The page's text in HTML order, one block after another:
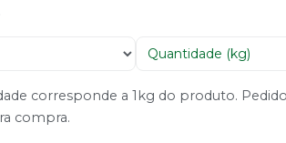
corresponde a 1kg do produto.
compra.